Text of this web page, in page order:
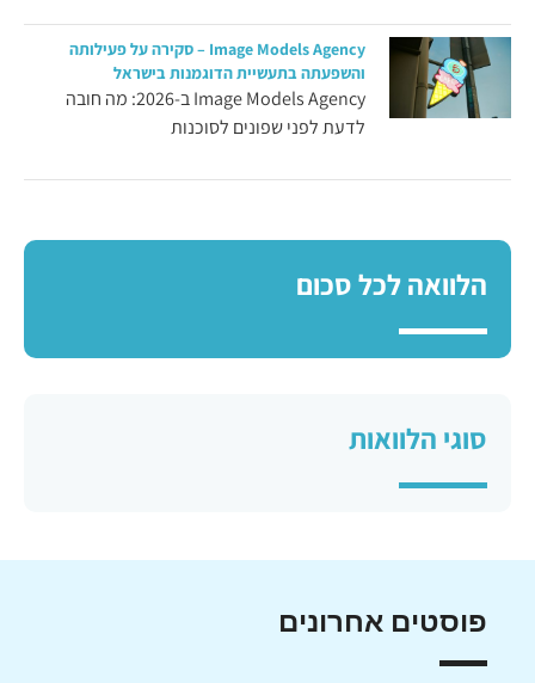
Image Models Agency – סקירה על פעילותה
והשפעתה בתעשיית הדוגמנות בישראל
Image Models Agency ב-2026: מה חובה
לדעת לפני שפונים לסוכנות
הלוואה לכל סכום
סוגי הלוואות
פוסטים אחרונים